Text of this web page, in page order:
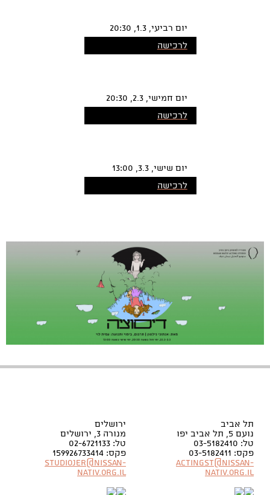
יום רביעי, 1.3, 20:30
לרכישה
יום חמישי, 2.3, 20:30
לרכישה
יום שישי, 3.3, 13:00
לרכישה
תל אביב
נועם 5, תל אביב יפו
טל: 03-5182410
פקס: 03-5182411
Actingst@nissan-
nativ.org.il
ירושלים
מנורה 3, ירושלים
טל: 02-6721133
פקס: 159926733414
Studiojer@nissan-
nativ.org.il